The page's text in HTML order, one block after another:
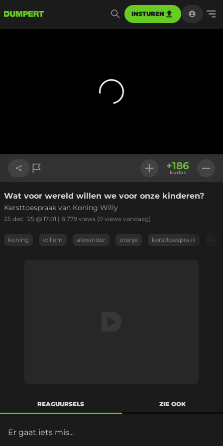
INSTUREN
Link kopiëren
+186
kudos
Wat voor wereld willen we voor onze kinderen?
Kersttoespraak van Koning Willy
25 dec. '25 @ 17:01 | 8.779 views (0 views vandaag)
koning willem alexander oranje kersttoespraak
REAGUURSELS ZIE OOK
Er gaat iets mis...